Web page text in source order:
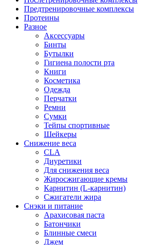
Предтренировочные комплексы
Протеины
Разное
Аксессуары
Бинты
Бутылки
Гигиена полости рта
Книги
Косметика
Одежда
Перчатки
Ремни
Сумки
Тейпы спортивные
Шейкеры
Снижение веса
CLA
Диуретики
Для снижения веса
Жиросжигающие кремы
Карнитин (L-карнитин)
Сжигатели жира
Снэки и питание
Арахисовая паста
Батончики
Блинные смеси
Джем